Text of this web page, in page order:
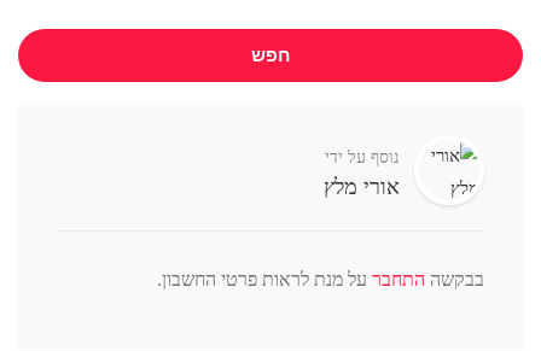
חפש
נוסף על ידי
אורי מלץ
בבקשה התחבר על מנת לראות פרטי החשבון.